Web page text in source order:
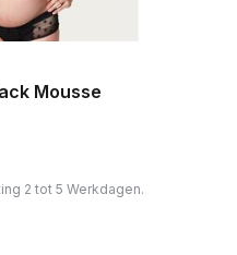
Mousse
2 tot 5 Werkdagen.